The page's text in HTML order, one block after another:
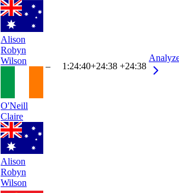
Alison
Robyn
Wilson
O'Neill
Claire
Alison
Robyn
Wilson
– 1:24:40+24:38 +24:38